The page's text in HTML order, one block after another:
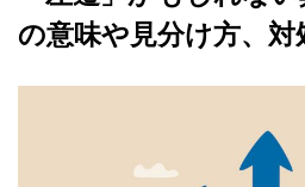
の意味や見分け方、対